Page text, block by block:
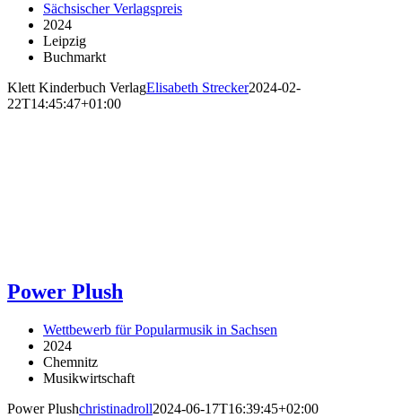
Sächsischer Verlagspreis
2024
Leipzig
Buchmarkt
Klett Kinderbuch VerlagElisabeth Strecker2024-02-
22T14:45:47+01:00
Power Plush
Wettbewerb für Popularmusik in Sachsen
2024
Chemnitz
Musikwirtschaft
Power Plushchristinadroll2024-06-17T16:39:45+02:00